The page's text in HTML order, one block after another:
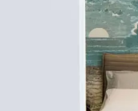
condominiale
Vicino al centro storico
Vicino alla spiaggia
Vicino a tutti i mezzi
di trasporto (stazione,